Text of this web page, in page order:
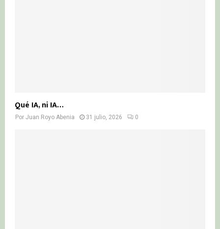
Qué IA, ni IA…
Por Juan Royo Abenia 31 julio, 2026 0